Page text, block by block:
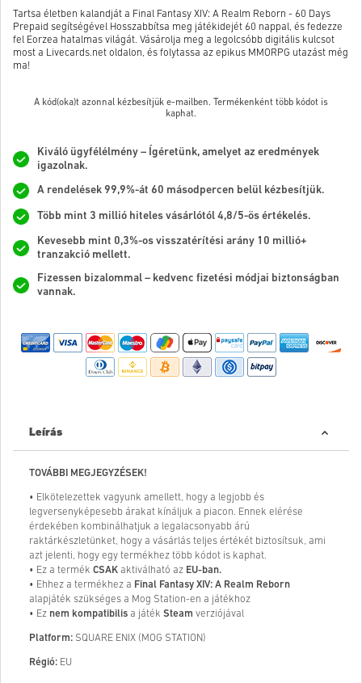
Tartsa életben kalandját a Final Fantasy XIV: A Realm Reborn - 60 Days
Prepaid segítségével Hosszabbítsa meg játékidejét 60 nappal, és fedezze
fel Eorzea hatalmas világát. Vásárolja meg a legolcsóbb digitális kulcsot
most a Livecards.net oldalon, és folytassa az epikus MMORPG utazást még
ma!
A kód(oka)t azonnal kézbesítjük e-mailben. Termékenként több kódot is
kaphat.
Kiváló ügyfélélmény – Ígéretünk, amelyet az eredmények
igazolnak.
A rendelések 99,9%-át 60 másodpercen belül kézbesítjük.
Több mint 3 millió hiteles vásárlótól 4,8/5-ös értékelés.
Kevesebb mint 0,3%-os visszatérítési arány 10 millió+
tranzakció mellett.
Fizessen bizalommal – kedvenc fizetési módjai biztonságban
vannak.
Leírás
TOVÁBBI MEGJEGYZÉSEK!
• Elkötelezettek vagyunk amellett, hogy a legjobb és
legversenyképesebb árakat kínáljuk a piacon. Ennek elérése
érdekében kombinálhatjuk a legalacsonyabb árú
raktárkészletünket, hogy a vásárlás teljes értékét biztosítsuk, ami
azt jelenti, hogy egy termékhez több kódot is kaphat.
• Ez a termék CSAK aktiválható az EU-ban.
• Ehhez a termékhez a Final Fantasy XIV: A Realm Reborn
alapjáték szükséges a Mog Station-en a játékhoz
• Ez nem kompatibilis a játék Steam verziójával
Platform: SQUARE ENIX (MOG STATION)
Régió: EU